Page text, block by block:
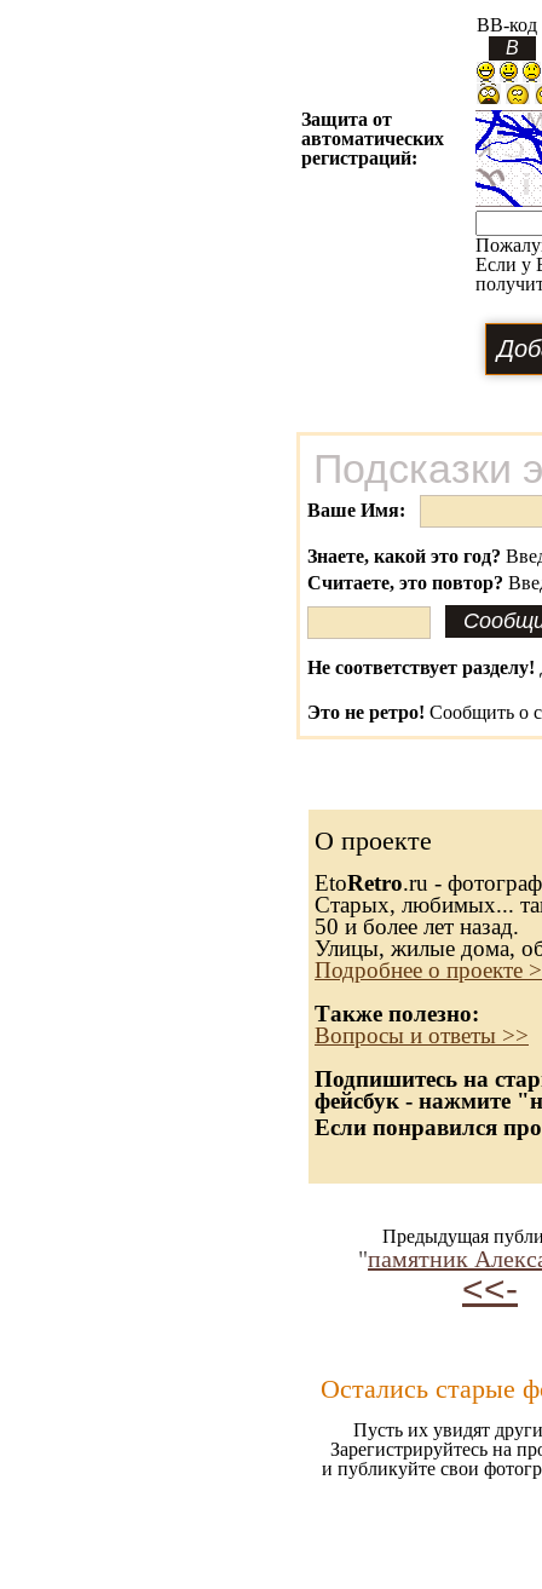
BB-код
Защита от
автоматических
регистраций:
Если у
Подсказки
Ваше Имя:
Знаете, какой это год?
Считаете, это повтор?
Не соответствует разделу!
Это не ретро! Сообщить о
О проекте
EtoRetro.ru -
Старых, любимых...
50 и более лет назад.
Улицы, жилые дома,
Подробнее о проекте
Также полезно:
Вопросы и ответы >>
Подпишитесь на
фейсбук - нажмите
Если понравился
Предыдущая
"памятник
<<-
Остались старые
Пусть их увидят
Зарегистрируйтесь на
и публикуйте свои